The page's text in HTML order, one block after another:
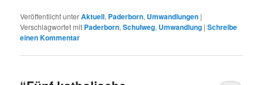
Veröffentlicht unterAktuell, Paderborn, Umwandlungen |
Verschlagwortet mit Paderborn,Schulweg, Umwandlung |Schreibe
einen Kommentar